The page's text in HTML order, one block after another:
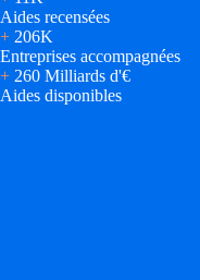
Aides recensées
+ 206K
Entreprises accompagnées
+ 260 Milliards d'€
Aides disponibles